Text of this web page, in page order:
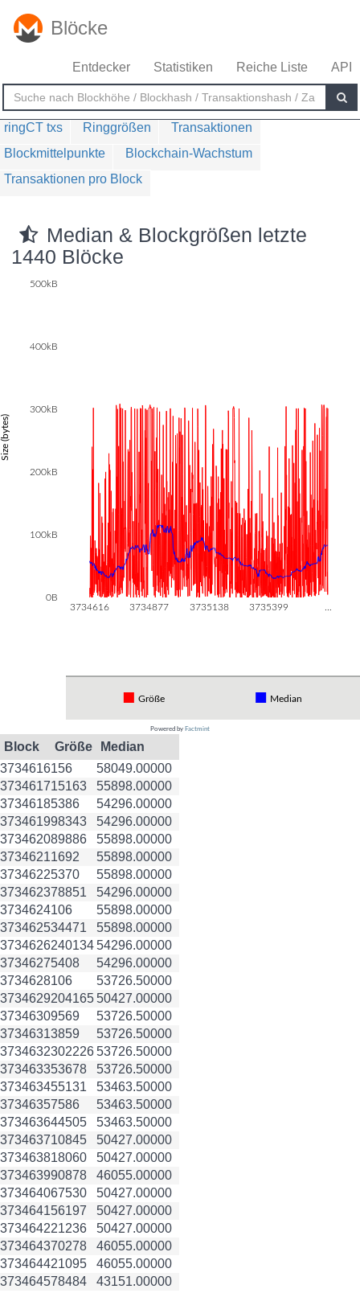
Blöcke
Entdecker Statistiken Reiche Liste API
ringCT txs Ringgrößen
Transaktionen
Blockmittelpunkte
Blockchain-Wachstum
Transaktionen pro Block
Median & Blockgrößen letzte
1440 Blöcke
0B
100kB
200kB
300kB
400kB
500kB
Size (bytes)
3734616 3734877 3735138 3735399
Größe Median
Powered by Factmint
Block Größe
Median
3734616156
58049.00000
373461715163
55898.00000
37346185386
54296.00000
373461998343
54296.00000
373462089886
55898.00000
37346211692
55898.00000
37346225370
55898.00000
373462378851
54296.00000
3734624106
55898.00000
373462534471
55898.00000
373462624013454296.00000
37346275408
54296.00000
3734628106
53726.50000
3734629204165 50427.00000
37346309569
53726.50000
37346313859
53726.50000
373463230222653726.50000
373463353678
53726.50000
373463455131
53463.50000
37346357586
53463.50000
373463644505
53463.50000
373463710845
50427.00000
373463818060
50427.00000
373463990878
46055.00000
373464067530
50427.00000
373464156197
50427.00000
373464221236
50427.00000
373464370278
46055.00000
373464421095
46055.00000
373464578484
43151.00000